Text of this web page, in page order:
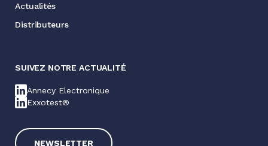
Actualités
Distributeurs
SUIVEZ NOTRE ACTUALITÉ
Annecy Electronique
Exxotest®
NEWSLETTER